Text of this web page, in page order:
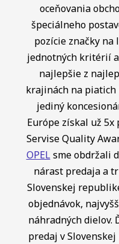
oceňovania
špeciálneho
pozície značky na
jednotných kritérií
najlepšie z
krajinách na piatich
jediný
Európe získal už
Servise Quality
OPELsme obdržali
nárast predaja a
Slovenskej
objednávok,
náhradných dielov.
predaj v